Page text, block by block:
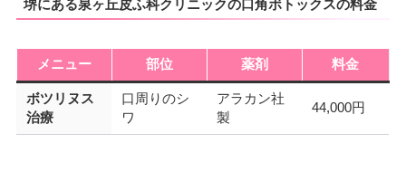
堺にある泉ヶ丘皮ふ科クリニックの口角ボトックスの料金
メニュー 部位 薬剤 料金
ボツリヌス
治療
口周りのシ
ワ
アラカン社
製
44,000円